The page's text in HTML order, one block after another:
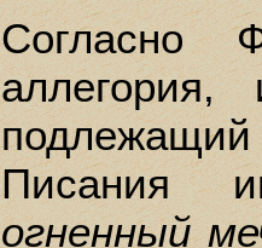
Согласно
подлежащий
Писания
огненный